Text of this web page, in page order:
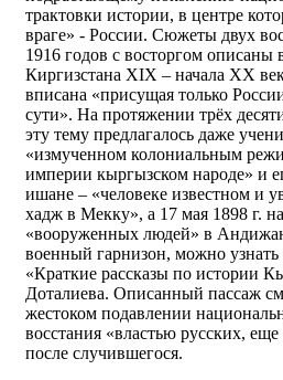
трактовки истории, в центре
враге» - России. Сюжеты двух
1916 годов с восторгом описаны
Киргизстана XIX – начала XX
вписана «присущая только
сути». На протяжении трёх
эту тему предлагалось даже
«измученном колониальным
империи кыргызском народе» и
ишане – «человеке известном и
хадж в Мекку», а 17 мая 1898 г.
«вооруженных людей» в
военный гарнизон, можно узнать
«Краткие рассказы по истории
Доталиева. Описанный пассаж
жестоком подавлении
восстания «властью русских,
после случившегося.